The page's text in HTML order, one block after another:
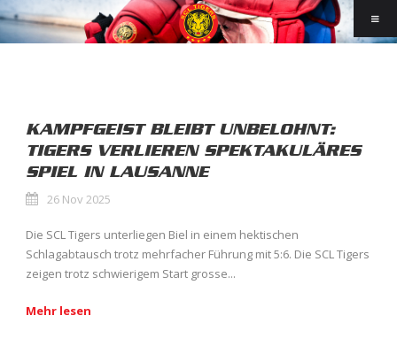
KAMPFGEIST BLEIBT UNBELOHNT:
TIGERS VERLIEREN SPEKTAKULÄRES
SPIEL IN LAUSANNE
26 Nov 2025
Die SCL Tigers unterliegen Biel in einem hektischen
Schlagabtausch trotz mehrfacher Führung mit 5:6. Die SCL Tigers
zeigen trotz schwierigem Start grosse...
Mehr lesen